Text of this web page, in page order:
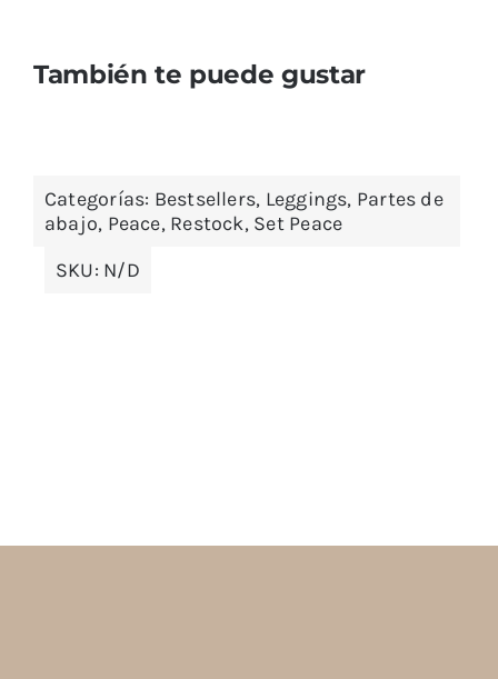
También te puede gustar
Categorías: Bestsellers, Leggings, Partes de
abajo, Peace, Restock, Set Peace
SKU: N/D